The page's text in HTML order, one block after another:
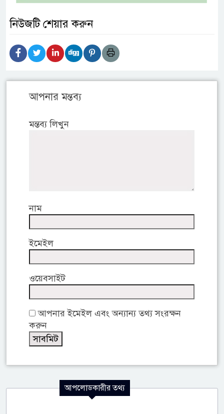
নিউজটি শেয়ার করুন
আপনার মন্তব্য
মন্তব্য লিখুন
নাম
ইমেইল
ওয়েবসাইট
আপনার ইমেইল এবং অন্যান্য তথ্য সংরক্ষন
করুন
আপলোডকারীর তথ্য